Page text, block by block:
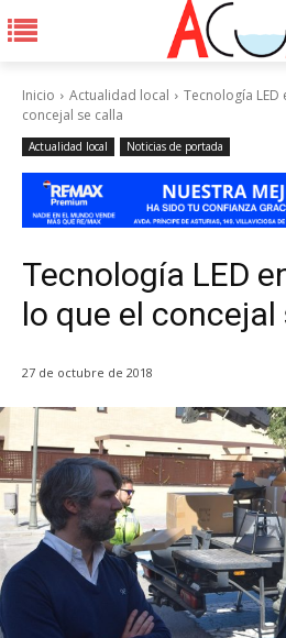
Inicio Actualidad local
Tecnología
concejal se calla
Actualidad local Noticias de portada
Tecnología LED
lo que el concejal
27 de octubre de 2018